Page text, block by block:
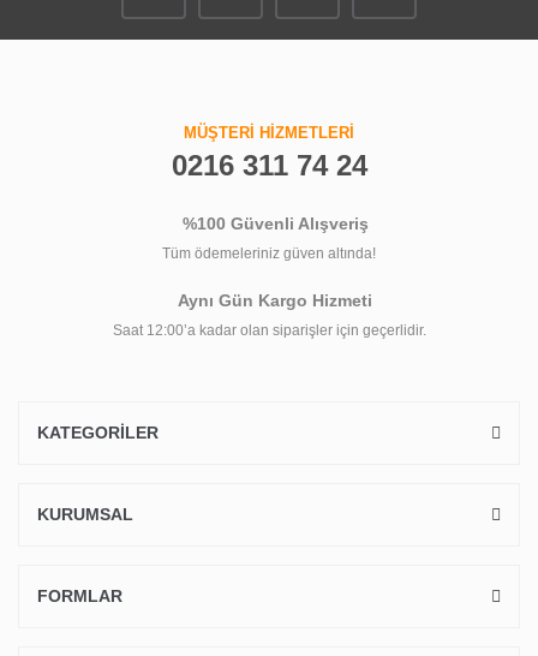
MÜŞTERİ HİZMETLERİ
0216 311 74 24
%100 Güvenli Alışveriş
Tüm ödemeleriniz güven altında!
Aynı Gün Kargo Hizmeti
Saat 12:00’a kadar olan siparişler için geçerlidir.
KATEGORİLER
KURUMSAL
FORMLAR